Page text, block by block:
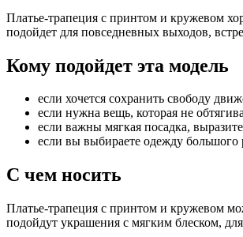
Платье-трапеция с принтом и кружевом
подойдет для повседневных выходов,
Кому подойдет эта модель
если хочется сохранить свободу
если нужна вещь, которая не
если важны мягкая посадка,
если вы выбираете одежду большого
С чем носить
Платье-трапеция с принтом и кружевом
подойдут украшения с мягким блеском,